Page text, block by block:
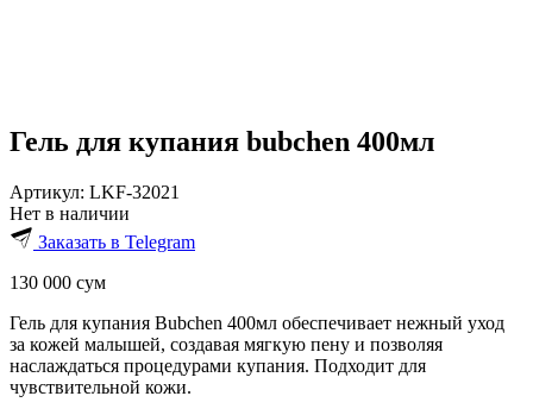
Гель для купания bubchen 400мл
Артикул: LKF-32021
Нет в наличии
Заказать в Telegram
130 000 сум
Гель для купания Bubchen 400мл обеспечивает нежный уход
за кожей малышей, создавая мягкую пену и позволяя
наслаждаться процедурами купания. Подходит для
чувствительной кожи.